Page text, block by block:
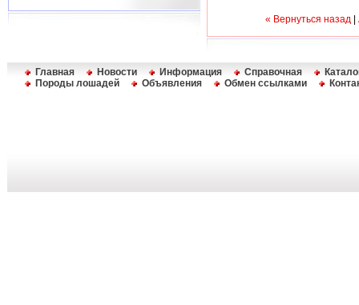
« Вернуться назад
Главная Новости Информация Справочная
Породы лошадей
Объявления Обмен ссылками